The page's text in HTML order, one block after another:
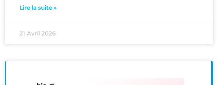
Lire la suite »
21 Avril 2026